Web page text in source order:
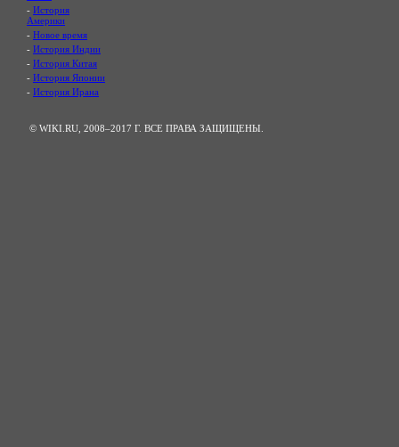
- История
Америки
- Новое время
- История Индии
- История Китая
- История Японии
- История Ирана
© WIKI.RU, 2008–2017 Г. ВСЕ ПРАВА ЗАЩИЩЕНЫ.